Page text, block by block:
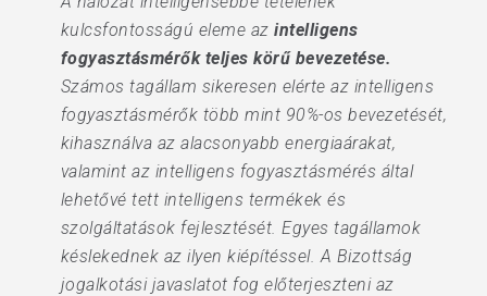
kulcsfontosságú eleme azintelligens
fogyasztásmérők teljes körű bevezetése.
Számos tagállam sikeresen elérte az intelligens
fogyasztásmérők több mint 90%-os bevezetését,
kihasználva az alacsonyabb energiaárakat,
valamint az intelligens fogyasztásmérés által
lehetővé tett intelligens termékek és
szolgáltatások fejlesztését. Egyes tagállamok
késlekednek az ilyen kiépítéssel. A Bizottság
jogalkotási javaslatot fog előterjeszteni az